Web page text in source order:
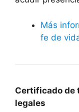
Más
fe de
Certificado de
legales